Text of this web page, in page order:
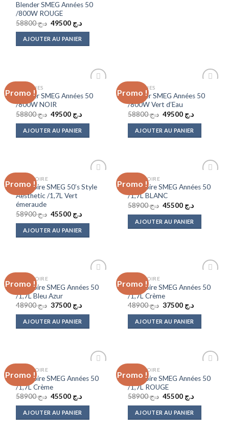
Blender SMEG Années 50
/800W ROUGE
د.ج58800
Le
initial
était :
د.ج 58800.
د.جLe
est :
AJOUTER AU PANIER
Promo !
wishlist
MARQUES
Blender SMEG Années 50
/800W NOIR
د.ج58800
Le
initial
était :
د.ج 58800.
د.جLe
est :
AJOUTER AU PANIER
Promo !
wishlist
MARQUES
Blender SMEG Années 50
/800W Vert d’Eau
د.ج58800
Le
initial
était :
د.ج 58800.
د.جLe
est :
AJOUTER AU PANIER
Promo !
Add to
wishlist
BOUILLOIRE
Bouilloire SMEG 50’s Style
Aesthetic /1,7L Vert
émeraude
د.ج58900
Le
initial
était :
د.ج 58900.
د.جLe
est :
AJOUTER AU PANIER
Promo !
Add to
wishlist
BOUILLOIRE
Bouilloire SMEG Années 50
/1,7L BLANC
د.ج58900
Le
initial
était :
د.ج 58900.
د.جLe
est :
AJOUTER AU PANIER
Promo !
wishlist
BOUILLOIRE
Bouilloire SMEG Années 50
/1,7L Bleu Azur
د.ج48900
Le
initial
était :
د.ج 48900.
د.جLe
est :
AJOUTER AU PANIER
Promo !
wishlist
BOUILLOIRE
Bouilloire SMEG Années 50
/1,7L Crème
د.ج48900
Le
initial
était :
د.ج 48900.
د.جLe
est :
AJOUTER AU PANIER
Promo !
wishlist
BOUILLOIRE
Bouilloire SMEG Années 50
/1,7L Crème
د.ج58900
Le
initial
était :
د.ج 58900.
د.جLe
est :
AJOUTER AU PANIER
Promo !
wishlist
BOUILLOIRE
Bouilloire SMEG Années 50
/1,7L ROUGE
د.ج58900
Le
initial
était :
د.ج 58900.
د.جLe
est :
AJOUTER AU PANIER